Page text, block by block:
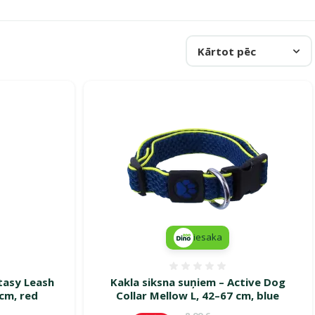
Kārtot pēc
Leash
red
Kakla siksna suņiem – Active Dog
Collar Mellow L, 42–67 cm, blue
iesaka